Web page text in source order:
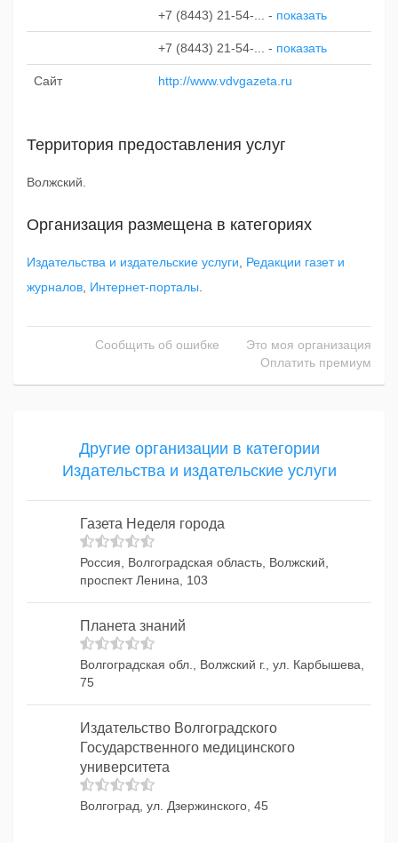
+7 (8443) 21-54-... - показать
+7 (8443) 21-54-... - показать
Сайт http://www.vdvgazeta.ru
Территория предоставления услуг
Волжский.
Организация размещена в категориях
Издательства и издательские услуги
Редакции газет и
журналов Интернет-порталы
Сообщить об ошибке
Это моя организация
Оплатить премиум
Другие организации в категории
Издательства и издательские услуги
Газета Неделя города
Россия, Волгоградская область, Волжский,
проспект Ленина, 103
Планета знаний
Волгоградская обл., Волжский г., ул. Карбышева,
75
Издательство Волгоградского
Государственного медицинского
университета
Волгоград, ул. Дзержинского, 45